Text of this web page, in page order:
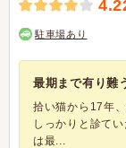
駐車場あり
最期まで有り難
拾い猫から17年
しっかりと診て
は最...